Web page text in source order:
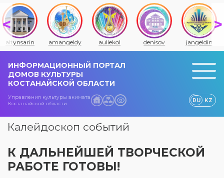
altynsarin amangeldy auliekol denisov jangeldin
ИНФОРМАЦИОННЫЙ ПОРТАЛ
ДОМОВ КУЛЬТУРЫ
КОСТАНАЙСКОЙ ОБЛАСТИ
Управления культуры акимата
Костанайской области
RU KZ
Калейдоскоп событий
К ДАЛЬНЕЙШЕЙ ТВОРЧЕСКОЙ
РАБОТЕ ГОТОВЫ!